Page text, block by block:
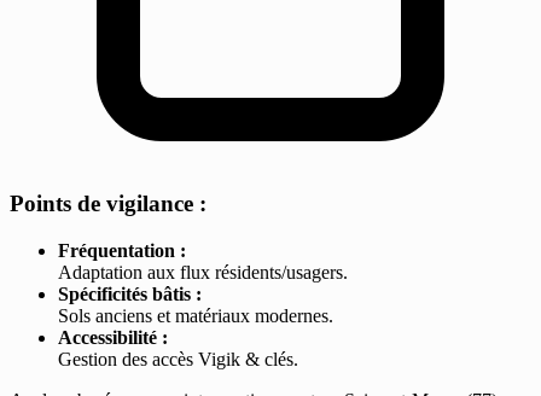
Points de vigilance :
Fréquentation :
Adaptation aux flux résidents/usagers.
Spécificités bâtis :
Sols anciens et matériaux modernes.
Accessibilité :
Gestion des accès Vigik & clés.